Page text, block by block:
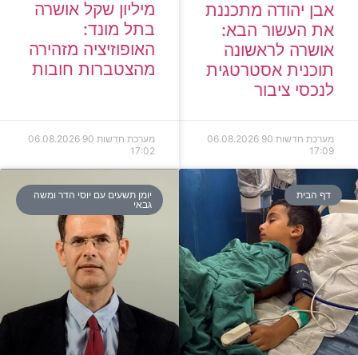
אבן יהודה מתכננת
את העשור הבא:
אושרה לראשונה
תוכנית אסטרטגית
לנכסי ציבור
מערכת חדשות 90
06.08.2026
17:09
מיליון שקל אושרה
בתל מונד:
האופוזיציה מזהירה
מהצטברות חובות
מערכת חדשות 90
06.08.2026
17:02
דף הבית
יומן תשעים עם יוסי הדר ומשה
גבאי